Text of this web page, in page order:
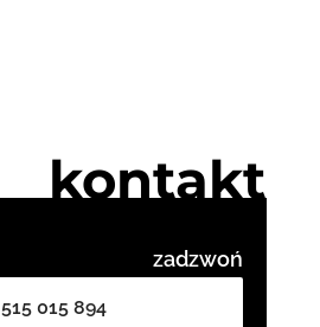
kontakt
zadzwoń
515 015 894